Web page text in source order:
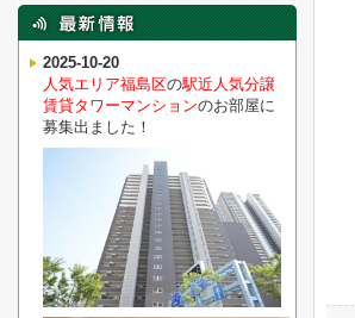
2025-10-20
人気エリア福島区の駅近人気分譲
賃貸タワーマンションのお部屋に
募集出ました！